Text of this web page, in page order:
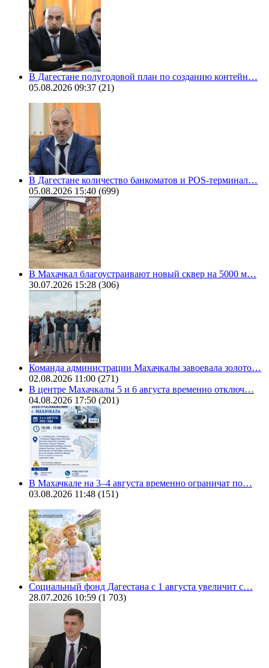
В Дагестане полугодовой план по созданию контейн…
05.08.2026 09:37 (21)
В Дагестане количество банкоматов и POS-терминал…
05.08.2026 15:40 (699)
В Махачкал благоустраивают новый сквер на 5000 м…
30.07.2026 15:28 (306)
Команда администрации Махачкалы завоевала золото…
02.08.2026 11:00 (271)
В центре Махачкалы 5 и 6 августа временно отключ…
04.08.2026 17:50 (201)
В Махачкале на 3–4 августа временно ограничат по…
03.08.2026 11:48 (151)
Социальный фонд Дагестана с 1 августа увеличит с…
28.07.2026 10:59 (1 703)